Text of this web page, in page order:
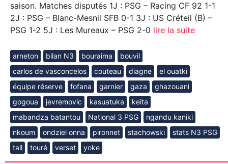
saison. Matches disputés 1J : PSG – Racing CF 92 1-1
2J : PSG – Blanc-Mesnil SFB 0-1 3J : US Créteil (B) –
PSG 1-2 5J : Les Mureaux – PSG 2-0 lire la suite
arneton bilan N3 bouraima
bouvil
carlos de vasconcelos
couteau diagne
el ouatki
équipe réserve
fofana garnier gaza
ghazouani
gogoua
jevremovic kasuatuka
keita
mabandza batantou
National 3 PSG
ngandu kaniki
nkoum
ondziel onna pironnet stachowski
stats N3 PSG
tall
touré verset yoke